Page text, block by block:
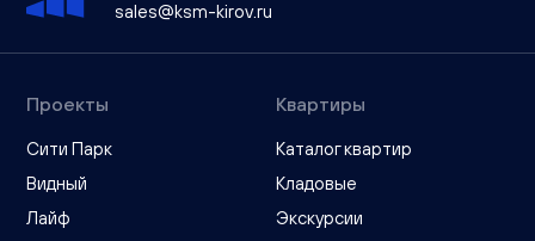
sales@ksm-kirov.ru
Проекты
Сити Парк
Видный
Лайф
Квартиры
Каталог квартир
Кладовые
Экскурсии